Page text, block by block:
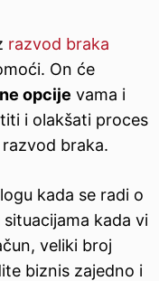
razvod braka
On će
opcije vama i
i olakšati proces
braka.
kada se radi o
kada vi
veliki broj
biznis zajedno i